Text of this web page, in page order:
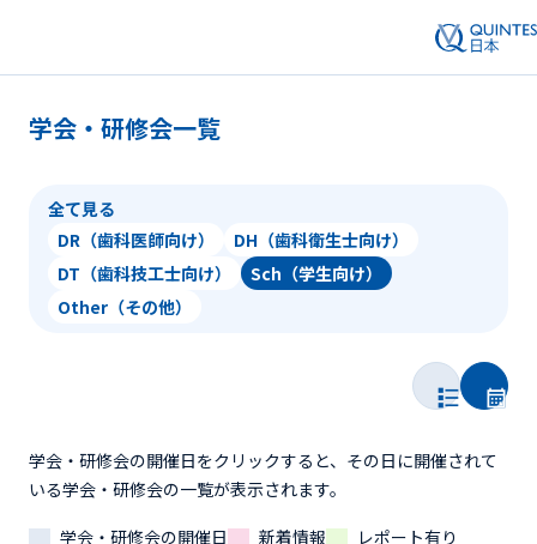
学会・研修会一覧
全て見る
DR（歯科医師向け）
DH（歯科衛生士向け）
DT（歯科技工士向け）
Sch（学生向け）
Other（その他）
学会・研修会の開催日をクリックすると、その日に開催されて
いる学会・研修会の一覧が表示されます。
学会・研修会の開催日
新着情報 レポート有り